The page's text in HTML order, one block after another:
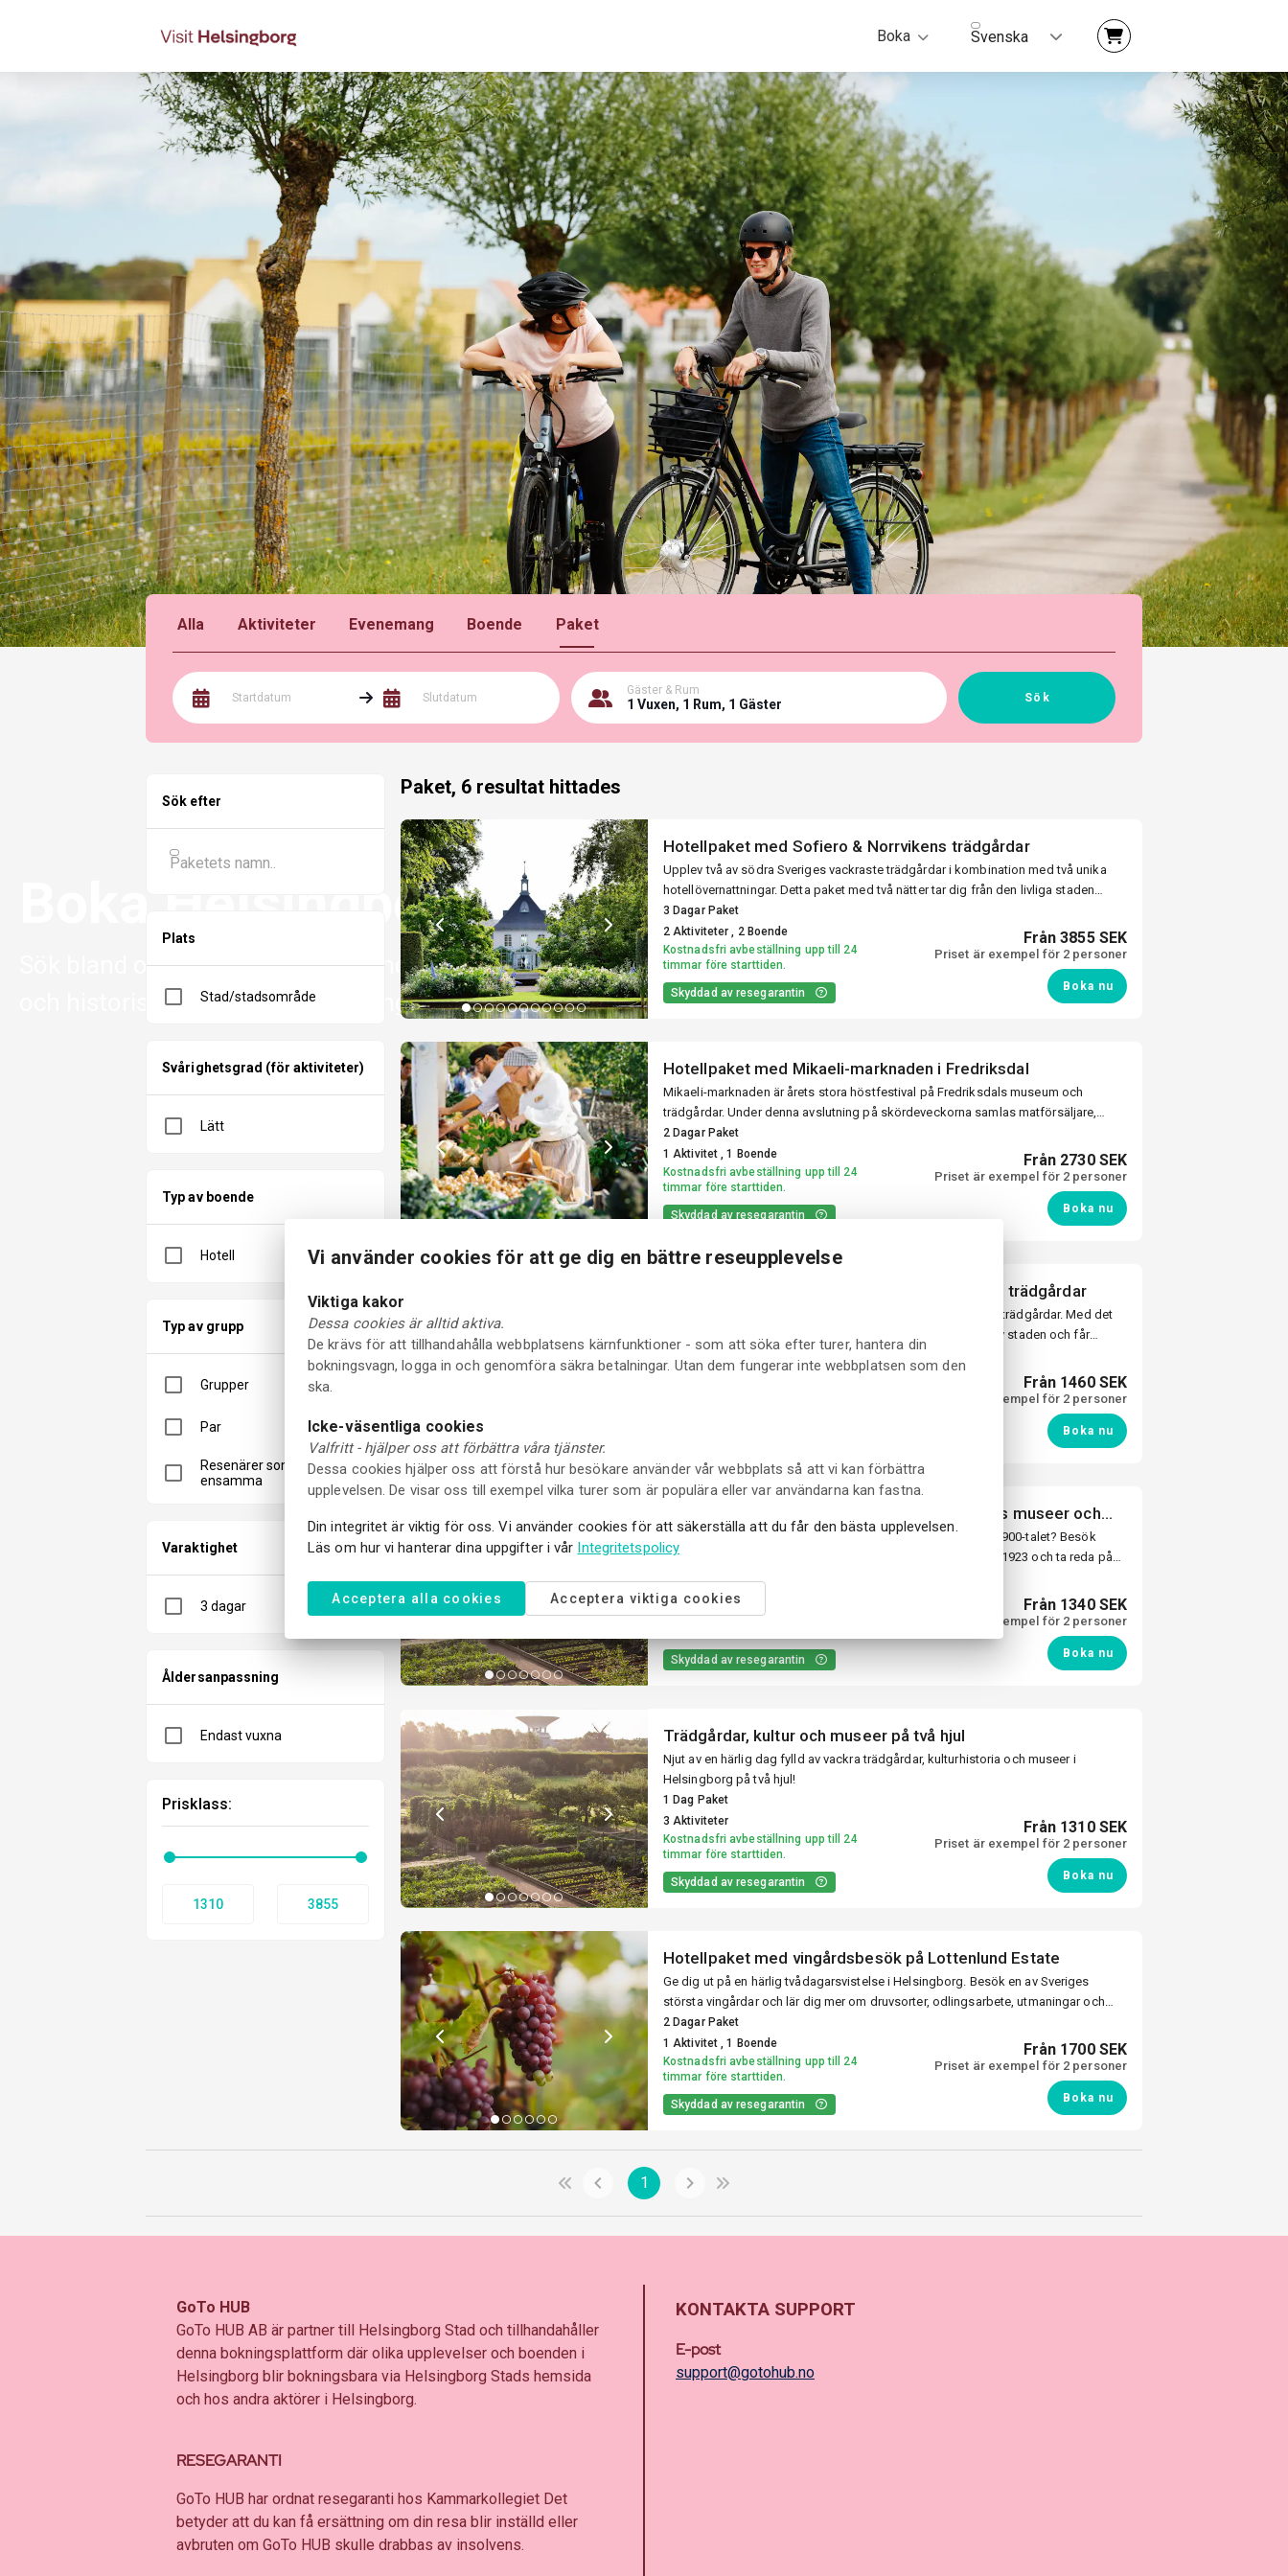
Boka Svenska
Boka Helsingborg
Sök bland olika boenden, spännande aktiviteter
och historiska sevärdheter i Helsingborg.
Alla Aktiviteter Evenemang Boende Paket
Startdatum Slutdatum
Gäster & Rum
1 Vuxen, 1 Rum, 1 Gäster Sök
Sök efter
Plats
Stad/stadsområde
Svårighetsgrad (för aktiviteter)
Lätt
Typ av boende
Hotell
Typ av grupp
Grupper
Par
Resenärer som reser
ensamma
Varaktighet
3 dagar
Åldersanpassning
Endast vuxna
Prisklass:
1310 3855
Paket, 6 resultat hittades
Hotellpaket med Sofiero & Norrvikens trädgårdar
Upplev två av södra Sveriges vackraste trädgårdar i kombination med två unika
hotellövernattningar. Detta paket med två nätter tar dig från den livliga staden
Helsingborg till det dramatiska kustlandskapet på Bjärehalvön.
3 Dagar Paket
2 Aktiviteter , 2 Boende
Kostnadsfri avbeställning upp till 24
timmar före starttiden.
Skyddad av resegarantin
Från 3855 SEK
Priset är exempel för 2 personer
Boka nu
Hotellpaket med Mikaeli-marknaden i Fredriksdal
Mikaeli-marknaden är årets stora höstfestival på Fredriksdals museum och
trädgårdar. Under denna avslutning på skördeveckorna samlas matförsäljare,
bönder, musiker och dansare för att skapa en historisk marknadsstämning.
2 Dagar Paket
1 Aktivitet , 1 Boende
Kostnadsfri avbeställning upp till 24
timmar före starttiden.
Skyddad av resegarantin
Från 2730 SEK
Priset är exempel för 2 personer
Boka nu
Hotellpaket med inträde till Sofieros slott och trädgårdar
Njut av en vistelse i Helsingborg där stadsliv möter kungliga trädgårdar. Med det
här paketet bor du på det eleganta The Vault Hotel i hjärtat av staden och får
inträde till Sofiero slott och trädgårdar, en av Europas vackraste parker.
1 Aktivitet , 1 Boende
Från 1460 SEK
Priset är exempel för 2 personer
Boka nu
Övernattningspaket med entré till Fredriksdals museer och
trädgårdar
Har du någonsin undrat hur livet såg ut på 1700-, 1800- och 1900-talet? Besök
Fredriksdals museer och trädgårdar, ett friluftsmuseum från 1923 och ta reda på
trädgårdar och njut av en god natts sömn på Hotell Linnéa
1 Aktivitet , 1 Boende
Kostnadsfri avbeställning upp till 24
Skyddad av resegarantin
Från 1340 SEK
Priset är exempel för 2 personer
Boka nu
Trädgårdar, kultur och museer på två hjul
Njut av en härlig dag fylld av vackra trädgårdar, kulturhistoria och museer i
Helsingborg på två hjul!
1 Dag Paket
3 Aktiviteter
Kostnadsfri avbeställning upp till 24
timmar före starttiden.
Skyddad av resegarantin
Från 1310 SEK
Priset är exempel för 2 personer
Boka nu
Hotellpaket med vingårdsbesök på Lottenlund Estate
Ge dig ut på en härlig tvådagarsvistelse i Helsingborg. Besök en av Sveriges
största vingårdar och lär dig mer om druvsorter, odlingsarbete, utmaningar och
möjligheter inom vinodling i ett kallt klimat. Bo på V Hotel, ett charmigt
boutiquehotell mitt i hjärtat av Helsingborg.
2 Dagar Paket
1 Aktivitet , 1 Boende
Kostnadsfri avbeställning upp till 24
timmar före starttiden.
Skyddad av resegarantin
Från 1700 SEK
Priset är exempel för 2 personer
Boka nu
1
GoTo HUB
GoTo HUB AB är partner till Helsingborg Stad och tillhandahåller
denna bokningsplattform där olika upplevelser och boenden i
Helsingborg blir bokningsbara via Helsingborg Stads hemsida
och hos andra aktörer i Helsingborg.
RESEGARANTI
GoTo HUB har ordnat resegaranti hos Kammarkollegiet Det
betyder att du kan få ersättning om din resa blir inställd eller
avbruten om GoTo HUB skulle drabbas av insolvens.
KONTAKTA SUPPORT
E-post
support@gotohub.no
Vi använder cookies för att ge dig en bättre reseupplevelse
Viktiga kakor
Dessa cookies är alltid aktiva.
De krävs för att tillhandahålla webbplatsens kärnfunktioner - som att söka efter turer, hantera din
bokningsvagn, logga in och genomföra säkra betalningar. Utan dem fungerar inte webbplatsen som den
ska.
Icke-väsentliga cookies
Valfritt - hjälper oss att förbättra våra tjänster.
Dessa cookies hjälper oss att förstå hur besökare använder vår webbplats så att vi kan förbättra
upplevelsen. De visar oss till exempel vilka turer som är populära eller var användarna kan fastna.
Din integritet är viktig för oss. Vi använder cookies för att säkerställa att du får den bästa upplevelsen.
Läs om hur vi hanterar dina uppgifter i vår Integritetspolicy
Acceptera alla cookies Acceptera viktiga cookies